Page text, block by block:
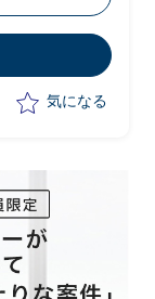
気になる